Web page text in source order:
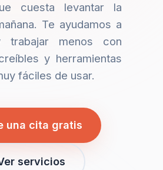
cuesta levantar la
Te ayudamos a
menos con
y herramientas
fáciles de usar.
una cita gratis
servicios